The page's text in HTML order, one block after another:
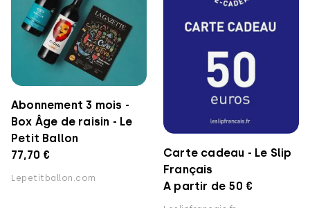
Carte cadeau - Le Slip
Français
A partir de 50 €
Abonnement 3 mois -
Box Âge de raisin - Le
Petit Ballon
77,70 €
Lepetitballon.com